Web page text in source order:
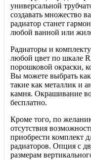
универсальной
создавать множество
радиатор станет
любой ванной или
Радиаторы и
любой цвет по шкале
порошковой окраски,
Вы можете выбрать
такие как металлик и
камня. Окрашивание
бесплатно.
Кроме того, по
отсутствия
приобрести комплект
радиаторов. Опция с
размерам